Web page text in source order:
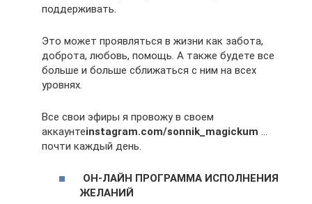
поддерживать.
Это может проявляться в жизни как забота,
доброта, любовь, помощь. А также будете все
больше и больше сближаться с ним на всех
уровнях.
Все свои эфиры я провожу в своем
аккаунтеinstagram.com/sonnik_magickum …
почти каждый день.
ОН-ЛАЙН ПРОГРАММА ИСПОЛНЕНИЯ
ЖЕЛАНИЙ